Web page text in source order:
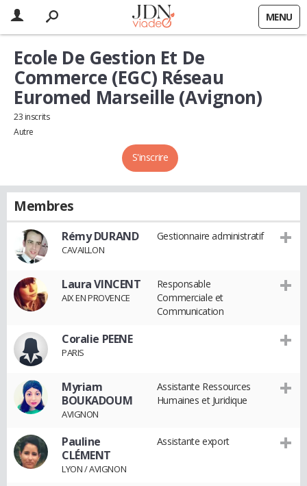
MENU
S'inscrire
Ecole De Gestion Et De
Commerce (EGC) Réseau
Euromed Marseille (Avignon)
23 inscrits
Autre
Membres
Rémy DURAND
CAVAILLON
Gestionnaire administratif
Laura VINCENT
AIX EN PROVENCE
Responsable
Commerciale et
Communication
Coralie PEENE
PARIS
Myriam
BOUKADOUM
AVIGNON
Assistante Ressources
Humaines et Juridique
Pauline
CLÉMENT
LYON / AVIGNON
Assistante export